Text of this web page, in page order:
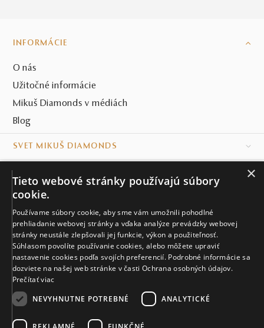
INFORMÁCIE
O nás
Užitočné informácie
Mikuš Diamonds v médiách
Blog
SVET MIKUŠ DIAMONDS
KONTAKT
Naše klenotníctva
Sídlo spoločnosti
×
Tieto webové stránky používajú súbory
cookie.
Používame súbory cookie, aby sme vám umožnili pohodlné
prehliadanie webovej stránky a vďaka analýze prevádzky webovej
stránky neustále zlepšovali jej funkcie, výkon a použiteľnosť.
Súhlasom povolíte používanie cookies, alebo môžete upraviť
nastavenie cookies podľa svojích preferencií. Podrobné informácie sa
dozviete na našej web stránke v časti Ochrana osobných údajov.
Prečítať viac
NEVYHNUTNE POTREBNÉ
ANALYTICKÉ